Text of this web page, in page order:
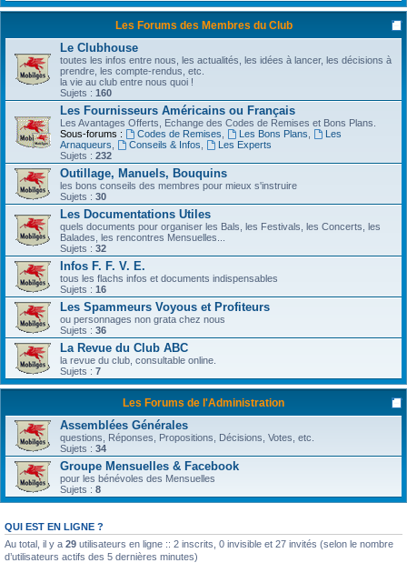
Les Forums des Membres du Club
Le Clubhouse
toutes les infos entre nous, les actualités, les idées à lancer, les décisions à
prendre, les compte-rendus, etc.
la vie au club entre nous quoi !
Sujets : 160
Les Fournisseurs Américains ou Français
Les Avantages Offerts, Echange des Codes de Remises et Bons Plans.
Sous-forums :
Codes de Remises Les Bons Plans
Les
Arnaqueurs
Conseils & Infos
Les Experts
Sujets : 232
Outillage, Manuels, Bouquins
les bons conseils des membres pour mieux s'instruire
Sujets : 30
Les Documentations Utiles
quels documents pour organiser les Bals, les Festivals, les Concerts, les
Balades, les rencontres Mensuelles...
Sujets : 32
Infos F. F. V. E.
tous les flachs infos et documents indispensables
Sujets : 16
Les Spammeurs Voyous et Profiteurs
ou personnages non grata chez nous
Sujets : 36
La Revue du Club ABC
la revue du club, consultable online.
Sujets : 7
Les Forums de l'Administration
Assemblées Générales
questions, Réponses, Propositions, Décisions, Votes, etc.
Sujets : 34
Groupe Mensuelles & Facebook
pour les bénévoles des Mensuelles
Sujets : 8
QUI EST EN LIGNE ?
Au total, il y a 29 utilisateurs en ligne :: 2 inscrits, 0 invisible et 27 invités (selon le nombre
d’utilisateurs actifs des 5 dernières minutes)